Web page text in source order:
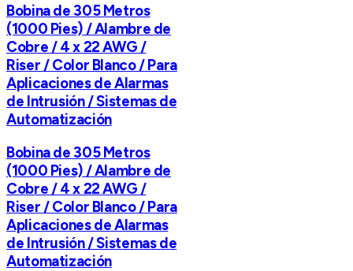
Bobina de 305 Metros
(1000 Pies) / Alambre de
Cobre / 4 x 22 AWG /
Riser / Color Blanco / Para
Aplicaciones de Alarmas
de Intrusión / Sistemas de
Automatización
Bobina de 305 Metros
(1000 Pies) / Alambre de
Cobre / 4 x 22 AWG /
Riser / Color Blanco / Para
Aplicaciones de Alarmas
de Intrusión / Sistemas de
Automatización